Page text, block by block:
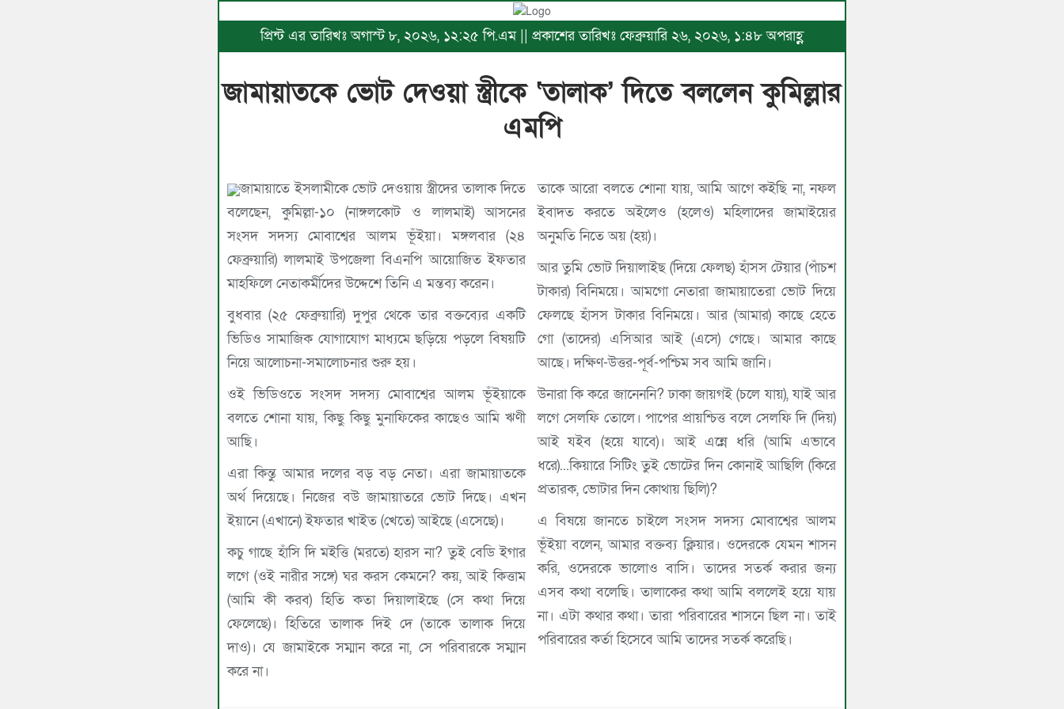
প্রিন্ট এর তারিখঃ অগাস্ট ৮, ২০২৬, ১২:২৫ পি.এম || প্রকাশের তারিখঃ ফেব্রুয়ারি ২৬, ২০২৬, ১:৪৮ অপরাহ্ণ
জামায়াতকে ভোট দেওয়া স্ত্রীকে ‘তালাক’ দিতে বললেন কুমিল্লার
এমপি
জামায়াতে ইসলামীকে ভোট দেওয়ায় স্ত্রীদের তালাক দিতে
বলেছেন, কুমিল্লা-১০ (নাঙ্গলকোট ও লালমাই) আসনের
সংসদ সদস্য মোবাশ্বের আলম ভূঁইয়া। মঙ্গলবার (২৪
ফেব্রুয়ারি) লালমাই উপজেলা বিএনপি আয়োজিত ইফতার
মাহফিলে নেতাকর্মীদের উদ্দেশে তিনি এ মন্তব্য করেন।
বুধবার (২৫ ফেব্রুয়ারি) দুপুর থেকে তার বক্তব্যের একটি
ভিডিও সামাজিক যোগাযোগ মাধ্যমে ছড়িয়ে পড়লে বিষয়টি
নিয়ে আলোচনা-সমালোচনার শুরু হয়।
ওই ভিডিওতে সংসদ সদস্য মোবাশ্বের আলম ভূঁইয়াকে
বলতে শোনা যায়, কিছু কিছু মুনাফিকের কাছেও আমি ঋণী
আছি।
এরা কিন্তু আমার দলের বড় বড় নেতা। এরা জামায়াতকে
অর্থ দিয়েছে। নিজের বউ জামায়াতরে ভোট দিছে। এখন
ইয়ানে (এখানে) ইফতার খাইত (খেতে) আইছে (এসেছে)।
কচু গাছে হাঁসি দি মইত্তি (মরতে) হারস না? তুই বেডি ইগার
লগে (ওই নারীর সঙ্গে) ঘর করস কেমনে? কয়, আই কিত্তাম
(আমি কী করব) হিতি কতা দিয়ালাইছে (সে কথা দিয়ে
ফেলেছে)। হিতিরে তালাক দিই দে (তাকে তালাক দিয়ে
দাও)। যে জামাইকে সম্মান করে না, সে পরিবারকে সম্মান
করে না।
তাকে আরো বলতে শোনা যায়, আমি আগে কইছি না, নফল
ইবাদত করতে অইলেও (হলেও) মহিলাদের জামাইয়ের
অনুমতি নিতে অয় (হয়)।
আর তুমি ভোট দিয়ালাইছ (দিয়ে ফেলছ) হাঁসস টেয়ার (পাঁচশ
টাকার) বিনিময়ে। আমগো নেতারা জামায়াতেরা ভোট দিয়ে
ফেলছে হাঁসস টাকার বিনিময়ে। আর (আমার) কাছে হেতে
গো (তাদের) এসিআর আই (এসে) গেছে। আমার কাছে
আছে। দক্ষিণ-উত্তর-পূর্ব-পশ্চিম সব আমি জানি।
উনারা কি করে জানেননি? ঢাকা জায়গই (চলে যায়), যাই আর
লগে সেলফি তোলে। পাপের প্রায়শ্চিত্ত বলে সেলফি দি (দিয়)
আই যইব (হয়ে যাবে)। আই এন্নে ধরি (আমি এভাবে
ধরে)...কিয়ারে সিটিং তুই ভোটের দিন কোনাই আছিলি (কিরে
প্রতারক, ভোটার দিন কোথায় ছিলি)?
এ বিষয়ে জানতে চাইলে সংসদ সদস্য মোবাশ্বের আলম
ভূঁইয়া বলেন, আমার বক্তব্য ক্লিয়ার। ওদেরকে যেমন শাসন
করি, ওদেরকে ভালোও বাসি। তাদের সতর্ক করার জন্য
এসব কথা বলেছি। তালাকের কথা আমি বললেই হয়ে যায়
না। এটা কথার কথা। তারা পরিবারের শাসনে ছিল না। তাই
পরিবারের কর্তা হিসেবে আমি তাদের সতর্ক করেছি।